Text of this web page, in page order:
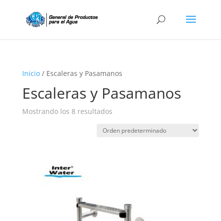
Inicio/ Escaleras y Pasamanos
Escaleras y Pasamanos
Mostrando los 8 resultados